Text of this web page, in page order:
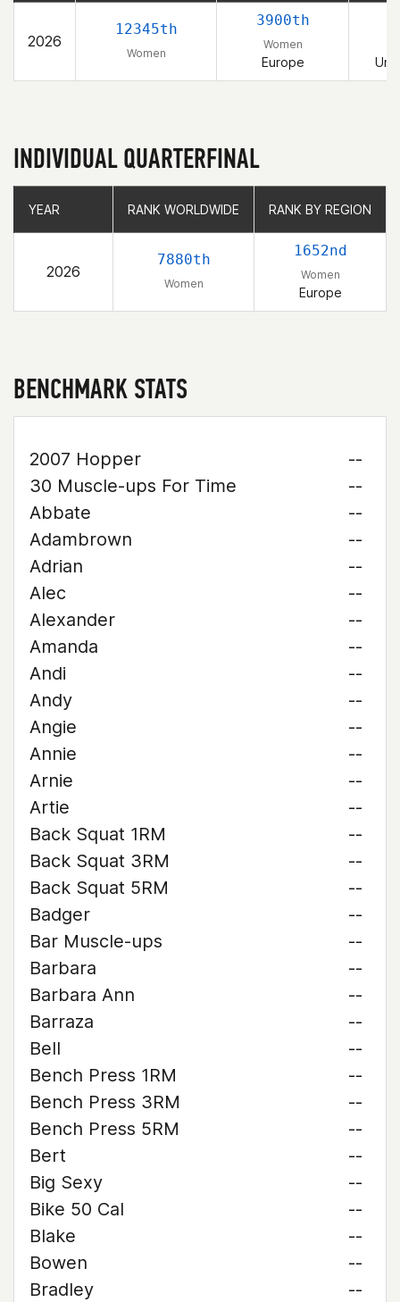
2026
12345th
Women
3900th
Women
Europe
INDIVIDUAL QUARTERFINAL
YEAR RANK WORLDWIDE RANK BY REGION
2026
7880th
Women
1652nd
Women
Europe
YEAR RANK WORLDWIDE RANK BY REGION
BENCHMARK STATS
2007 Hopper
--
30 Muscle-ups For Time
--
Abbate
--
Adambrown
--
Adrian
--
Alec
--
Alexander
--
Amanda
--
Andi
--
Andy
--
Angie
--
Annie
--
Arnie
--
Artie
--
Back Squat 1RM
--
Back Squat 3RM
--
Back Squat 5RM
--
Badger
--
Bar Muscle-ups
--
Barbara
--
Barbara Ann
--
Barraza
--
Bell
--
Bench Press 1RM
--
Bench Press 3RM
--
Bench Press 5RM
--
Bert
--
Big Sexy
--
Bike 50 Cal
--
Blake
--
Bowen
--
Bradley
--